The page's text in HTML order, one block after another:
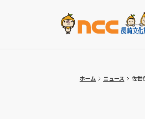
ホーム ニュース 佐世